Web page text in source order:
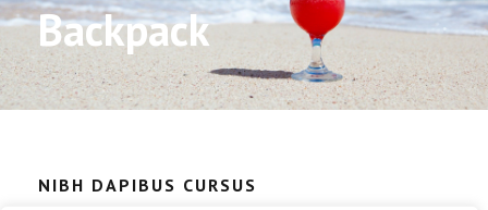
Backpack
NIBH DAPIBUS CURSUS